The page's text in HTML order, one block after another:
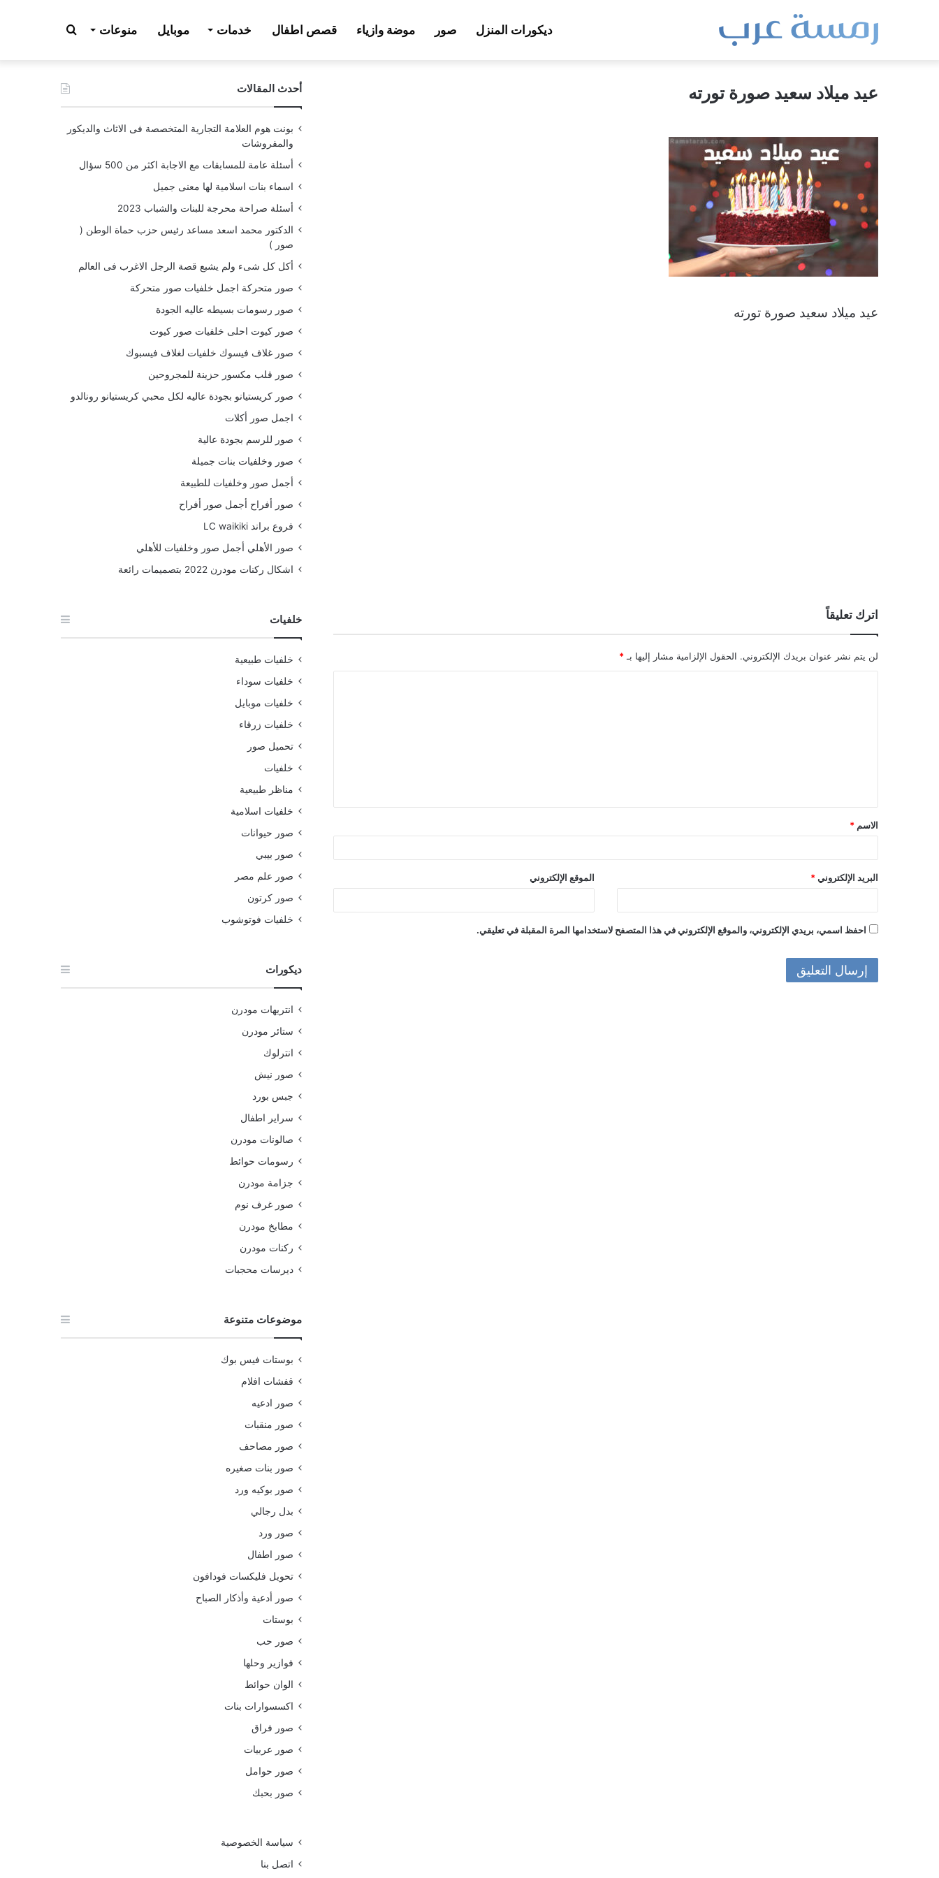
ديكورات المنزل صور موضة وازياء قصص اطفال خدمات موبايل منوعات بحث
عن عيد ميلاد سعيد صورة تورته
عيد ميلاد سعيد صورة تورته
اترك تعليقاً
لن يتم نشر عنوان بريدك الإلكتروني. الحقول الإلزامية مشار إليها بـ *
ق
*
الاسم *
البريد الإلكتروني * الموقع الإلكتروني
احفظ اسمي، بريدي الإلكتروني، والموقع الإلكتروني في هذا المتصفح لاستخدامها المرة المقبلة في تعليقي.
أحدث المقالات
بونت هوم العلامة التجارية المتخصصة فى الاثاث والديكور
والمفروشات
أسئلة عامة للمسابقات مع الاجابة اكثر من 500 سؤال
اسماء بنات اسلامية لها معنى جميل
أسئلة صراحة محرجة للبنات والشباب 2023
الدكتور محمد اسعد مساعد رئيس حزب حماة الوطن (
صور )
أكل كل شىء ولم يشبع قصة الرجل الاغرب فى العالم
صور متحركة اجمل خلفيات صور متحركة
صور رسومات بسيطه عاليه الجودة
صور كيوت احلى خلفيات صور كيوت
صور غلاف فيسوك خلفيات لغلاف فيسبوك
صور قلب مكسور حزينة للمجروحين
صور كريستيانو بجودة عاليه لكل محبي كريستيانو رونالدو
اجمل صور أكلات
صور للرسم بجودة عالية
صور وخلفيات بنات جميلة
أجمل صور وخلفيات للطبيعة
صور أفراح أجمل صور أفراح
فروع براند LC waikiki
صور الأهلي أجمل صور وخلفيات للأهلي
اشكال ركنات مودرن 2022 بتصميمات رائعة
خلفيات
خلفيات طبيعية
خلفيات سوداء
خلفيات موبايل
خلفيات زرقاء
تحميل صور
خلفيات
مناظر طبيعية
خلفيات اسلامية
صور حيوانات
صور بيبي
صور علم مصر
صور كرتون
خلفيات فوتوشوب
ديكورات
انتريهات مودرن
ستائر مودرن
انترلوك
صور نيش
جبس بورد
سراير اطفال
صالونات مودرن
رسومات حوائط
جزامة مودرن
صور غرف نوم
مطابخ مودرن
ركنات مودرن
ديرسات محجبات
موضوعات متنوعة
بوستات فيس بوك
قفشات افلام
صور ادعيه
صور منقبات
صور مصاحف
صور بنات صغيره
صور بوكيه ورد
بدل رجالي
صور ورد
صور اطفال
تحويل فليكسات فودافون
صور أدعية وأذكار الصباح
بوستات
صور حب
فوازير وحلها
الوان حوائط
اكسسوارات بنات
صور فراق
صور عربيات
صور حوامل
صور بحبك
سياسة الخصوصية
اتصل بنا